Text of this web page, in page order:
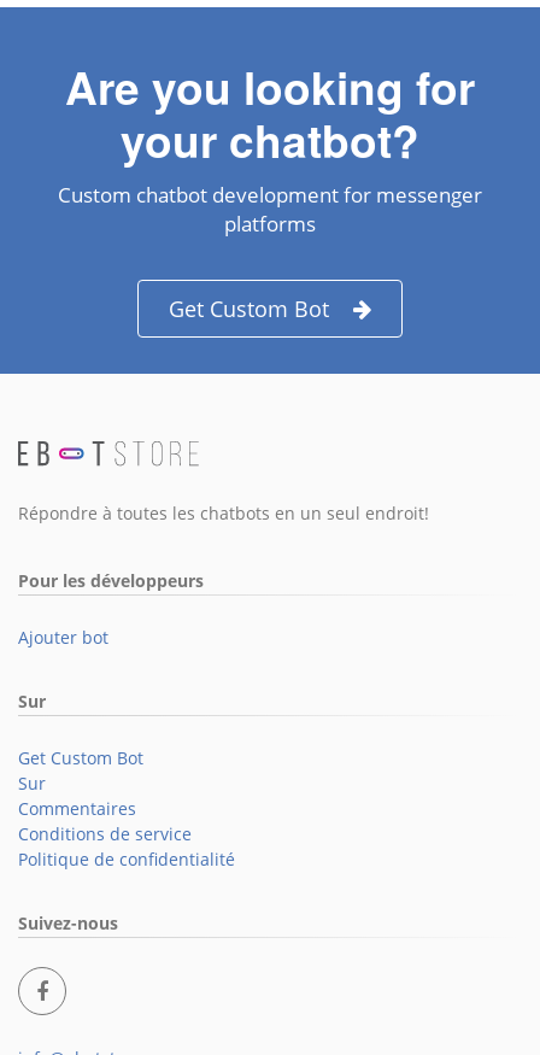
Are you looking for
your chatbot?
Custom chatbot development for messenger
platforms
Get Custom Bot
Répondre à toutes les chatbots en un seul endroit!
Pour les développeurs
Ajouter bot
Sur
Get Custom Bot
Sur
Commentaires
Conditions de service
Politique de confidentialité
Suivez-nous